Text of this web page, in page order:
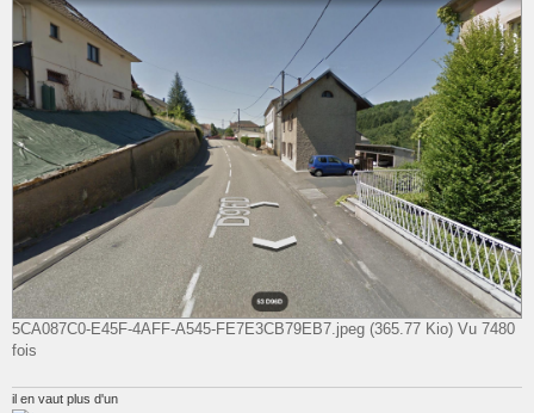
5CA087C0-E45F-4AFF-A545-FE7E3CB79EB7.jpeg (365.77 Kio) Vu 7480
fois
il en vaut plus d'un